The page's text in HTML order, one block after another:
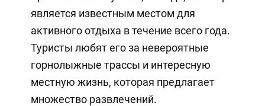
является известным местом для
активного отдыха в течение всего года.
Туристы любят его за невероятные
горнолыжные трассы и интересную
местную жизнь, которая предлагает
множество развлечений.